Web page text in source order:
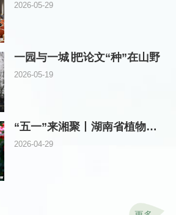
2026-05-29
一园与一城∣把论文“种”在山野
2026-05-19
“五一”来湘聚丨湖南省植物园邀你探秘“真假”玫瑰，畅游浪漫花海
2026-04-29